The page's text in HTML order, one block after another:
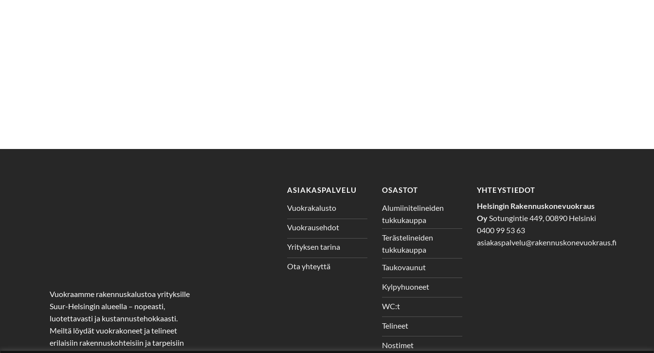
Vuokraamme rakennuskalustoa yrityksille
Suur-Helsingin alueella – nopeasti,
luotettavasti ja kustannustehokkaasti.
Meiltä löydät vuokrakoneet ja telineet
erilaisiin rakennuskohteisiin ja tarpeisiin
ASIAKASPALVELU
Vuokrakalusto
Vuokrausehdot
Yrityksen tarina
Ota yhteyttä
OSASTOT
Alumiinitelineiden
tukkukauppa
Terästelineiden
tukkukauppa
Taukovaunut
Kylpyhuoneet
WC:t
Telineet
Nostimet
YHTEYSTIEDOT
Helsingin Rakennuskonevuokraus
Oy Sotungintie 449, 00890 Helsinki
0400 99 53 63
asiakaspalvelu@rakennuskonevuokraus.fi